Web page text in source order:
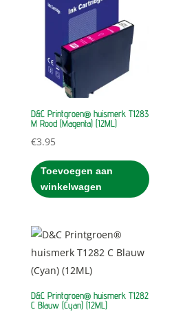
D&C Printgroen® huismerk T1283
M Rood (Magenta) (12ML)
€3.95
Toevoegen aan
winkelwagen
D&C Printgroen® huismerk T1282
C Blauw (Cyan) (12ML)